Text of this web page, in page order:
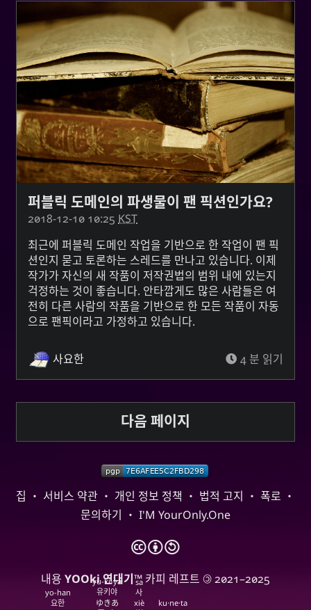
퍼블릭 도메인의 파생물이 팬 픽션인가요?
2018-12-10 10:25 KST
최근에 퍼블릭 도메인 작업을 기반으로 한 작업이 팬 픽
션인지 묻고 토론하는 스레드를 만나고 있습니다. 이제
작가가 자신의 새 작품이 저작권법의 범위 내에 있는지
걱정하는 것이 좋습니다. 안타깝게도 많은 사람들은 여
전히 다른 사람의 작품을 기반으로 한 모든 작품이 자동
으로 팬픽이라고 가정하고 있습니다.
사요한 4 분 읽기
다음 페이지
집 ・ 서비스 약관 ・ 개인 정보 정책 ・ 법적 고지 ・ 폭로 ・
문의하기 ・ I'M YourOnly.One
🅭🅯🄎
내용 YOOki 연대기
요한
yo-han
ゆきあ
유키야
yu-ki-ya
xiè
사
sa
ku·ne·ta